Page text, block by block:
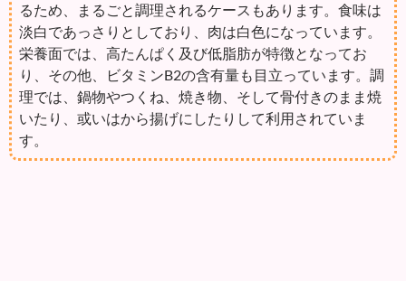
るため、まるごと調理されるケースもあります。食味は
淡白であっさりとしており、肉は白色になっています。
栄養面では、高たんぱく及び低脂肪が特徴となってお
り、その他、ビタミンB2の含有量も目立っています。調
理では、鍋物やつくね、焼き物、そして骨付きのまま焼
いたり、或いはから揚げにしたりして利用されていま
す。